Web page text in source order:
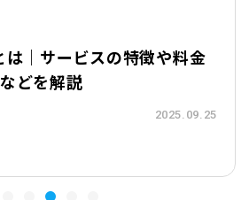
「転職サイト×イベント
用難職種を採用！
2025.09.19